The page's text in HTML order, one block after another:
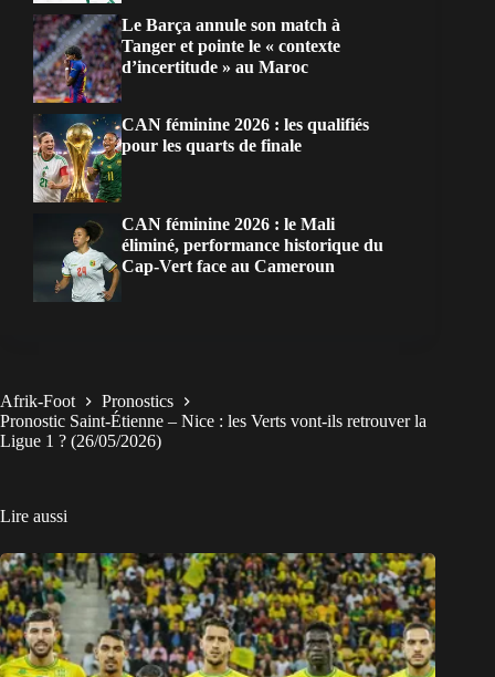
Le Barça annule son match à
Tanger et pointe le « contexte
d’incertitude » au Maroc
CAN féminine 2026 : les qualifiés
pour les quarts de finale
CAN féminine 2026 : le Mali
éliminé, performance historique du
Cap-Vert face au Cameroun
Afrik-Foot
Pronostics
Pronostic Saint-Étienne – Nice : les Verts vont-ils retrouver la
Ligue 1 ? (26/05/2026)
Lire aussi